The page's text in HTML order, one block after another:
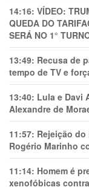
14:16: VÍDEO:
QUEDA DO
SERÁ NO 1°
13:49: Recusa de
tempo de TV e
13:40: Lula e Davi
Alexandre de
11:57: Rejeição
Rogério Marinho
11:14: Homem é
xenofóbicas